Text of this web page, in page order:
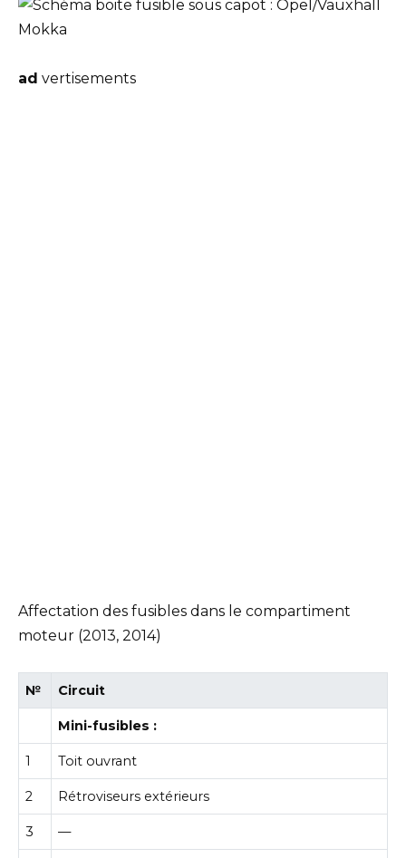
ad vertisements
Affectation des fusibles dans le compartiment
moteur (2013, 2014)
№ Circuit
Mini-fusibles :
1 Toit ouvrant
2 Rétroviseurs extérieurs
3 —